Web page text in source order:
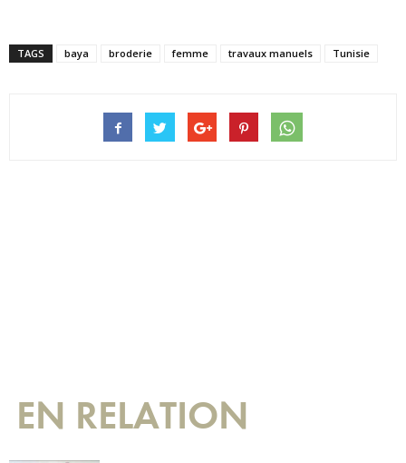
TAGS baya broderie femme travaux manuels Tunisie
EN RELATION